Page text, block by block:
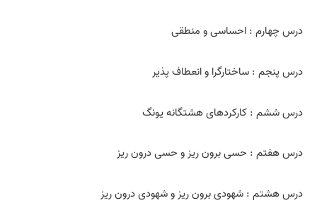
درس چهارم : احساسی و منطقی
درس پنجم : ساختارگرا و انعطاف پذیر
درس ششم : کارکردهای هشتگانه یونگ
درس هفتم : حسی برون ریز و حسی درون ریز
درس هشتم : شهودی برون ریز و شهودی درون ریز